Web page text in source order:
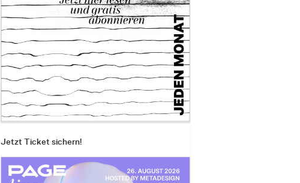
Jetzt Ticket sichern!